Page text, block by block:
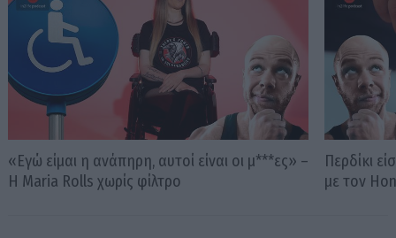
«Εγώ είμαι η ανάπηρη, αυτοί είναι οι μ***ες» –
Η Maria Rolls χωρίς φίλτρο
Περδίκι
με τον